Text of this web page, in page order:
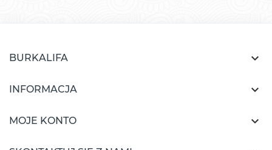
BURKALIFA 
INFORMACJA 
MOJE KONTO 